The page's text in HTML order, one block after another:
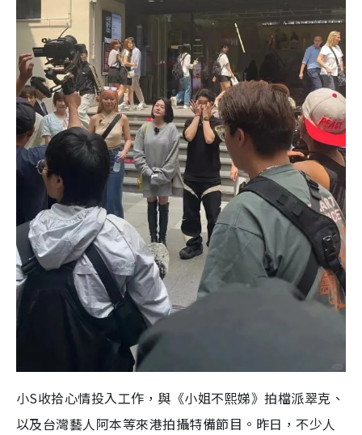
小S收拾心情投入工作，與《小姐不熙娣》拍檔派翠克、
以及台灣藝人阿本等來港拍攝特備節目。昨日，不少人